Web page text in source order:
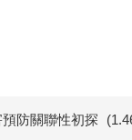
防關聯性初探